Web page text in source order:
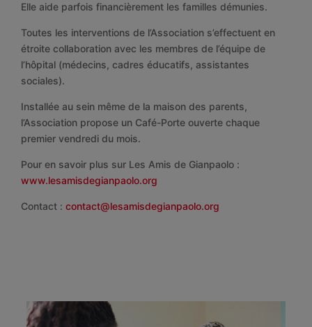
Elle aide parfois financièrement les familles démunies.
Toutes les interventions de l’Association s’effectuent en
étroite collaboration avec les membres de l’équipe de
l’hôpital (médecins, cadres éducatifs, assistantes
sociales).
Installée au sein même de la maison des parents,
l’Association propose un Café-Porte ouverte chaque
premier vendredi du mois.
Pour en savoir plus sur Les Amis de Gianpaolo :
www.lesamisdegianpaolo.org
Contact : contact@lesamisdegianpaolo.org